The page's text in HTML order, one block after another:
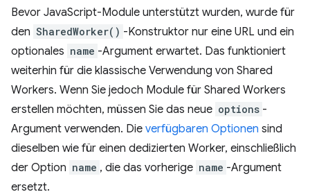
Bevor JavaScript-Module unterstützt wurden, wurde für
den SharedWorker() -Konstruktor nur eine URL und ein
optionales name -Argument erwartet. Das funktioniert
weiterhin für die klassische Verwendung von Shared
Workers. Wenn Sie jedoch Module für Shared Workers
erstellen möchten, müssen Sie das neue options -
Argument verwenden. Die verfügbaren Optionen sind
dieselben wie für einen dedizierten Worker, einschließlich
der Option name , die das vorherige name -Argument
ersetzt.